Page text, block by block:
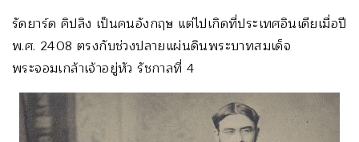
รัดยาร์ด คิปลิง เป็นคนอังกฤษ แต่ไปเกิดที่ประเทศอินเดียเมื่อปี
พ.ศ. 2408 ตรงกับช่วงปลายแผ่นดินพระบาทสมเด็จ
พระจอมเกล้าเจ้าอยู่หัว รัชกาลที่ 4